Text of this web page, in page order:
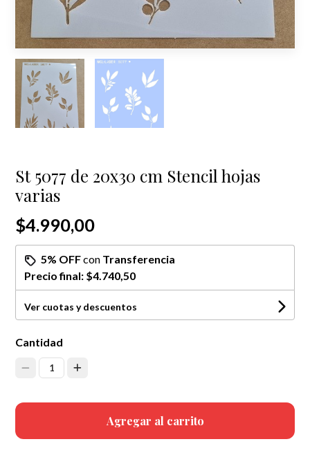
St 5077 de 20x30 cm Stencil hojas
varias
$4.990,00
5% OFFcon Transferencia
Precio final: $4.740,50
Ver cuotas y descuentos
Cantidad
1
Agregar al carrito